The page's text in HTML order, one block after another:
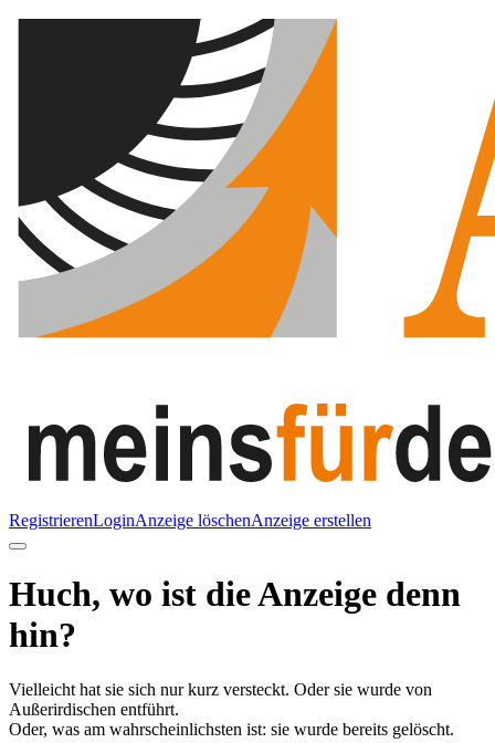
RegistrierenLoginAnzeige löschenAnzeige erstellen
Huch, wo ist die Anzeige denn
hin?
Vielleicht hat sie sich nur kurz versteckt. Oder sie wurde von
Außerirdischen entführt.
Oder, was am wahrscheinlichsten ist: sie wurde bereits gelöscht.